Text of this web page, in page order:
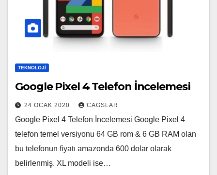
TEKNOLOJI
Google Pixel 4 Telefon İncelemesi
24 OCAK 2020 CAGSLAR
Google Pixel 4 Telefon İncelemesi Google Pixel 4
telefon temel versiyonu 64 GB rom & 6 GB RAM olan
bu telefonun fiyatı amazonda 600 dolar olarak
belirlenmiş. XL modeli ise…